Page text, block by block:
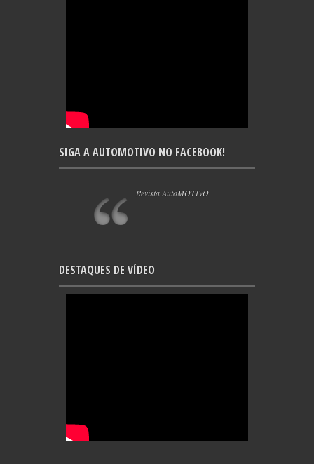
SIGA A AUTOMOTIVO NO FACEBOOK!
Revista AutoMOTIVO
DESTAQUES DE VÍDEO